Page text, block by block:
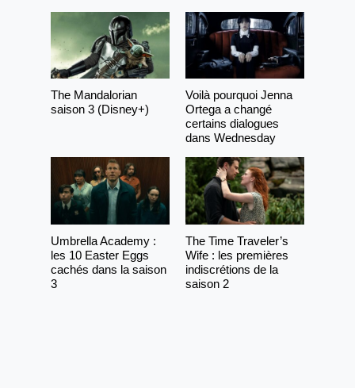
The Mandalorian
saison 3 (Disney+)
Voilà pourquoi Jenna
Ortega a changé
certains dialogues
dans Wednesday
Umbrella Academy :
les 10 Easter Eggs
cachés dans la saison
3
The Time Traveler’s
Wife : les premières
indiscrétions de la
saison 2